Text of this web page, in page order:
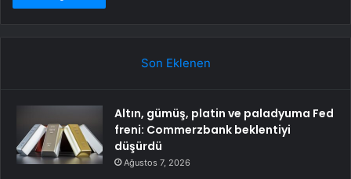
Son Eklenen
Altın, gümüş, platin ve paladyuma Fed
freni: Commerzbank beklentiyi
düşürdü
Ağustos 7, 2026